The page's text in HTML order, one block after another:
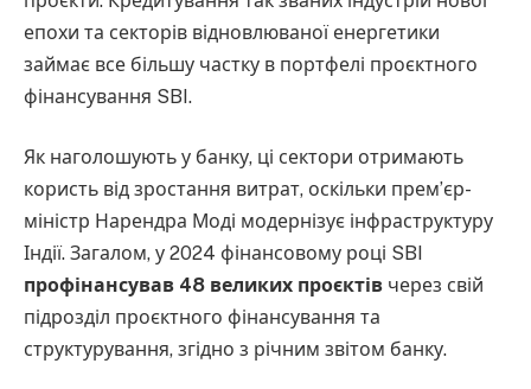
епохи та секторів відновлюваної енергетики
займає все більшу частку в портфелі проєктного
фінансування SBI.
Як наголошують у банку, ці сектори отримають
користь від зростання витрат, оскільки прем’єр-
міністр Нарендра Моді модернізує інфраструктуру
Індії. Загалом, у 2024 фінансовому році SBI
профінансував 48 великих проєктів через свій
підрозділ проєктного фінансування та
структурування, згідно з річним звітом банку.